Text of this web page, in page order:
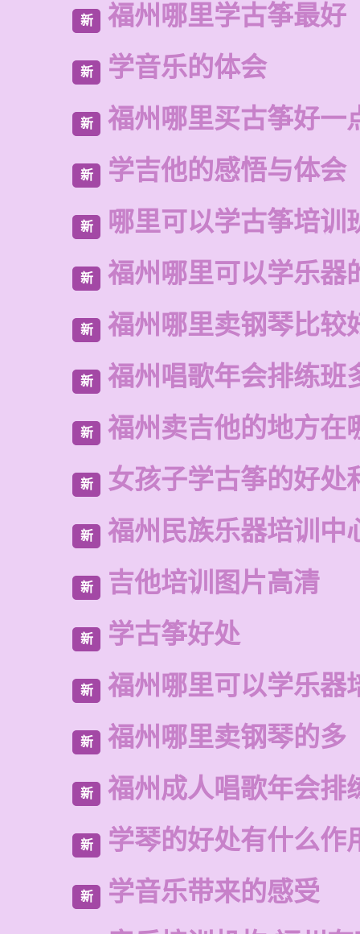
新 福州哪里学古筝最好
新 学音乐的体会
新 福州哪里买古筝好一
新 学吉他的感悟与体会
新 哪里可以学古筝培训
新 福州哪里可以学乐器
新 福州哪里卖钢琴比较
新 福州唱歌年会排练班
新 福州卖吉他的地方在
新 女孩子学古筝的好处
新 福州民族乐器培训中
新 吉他培训图片高清
新 学古筝好处
新 福州哪里可以学乐器
新 福州哪里卖钢琴的多
新 福州成人唱歌年会排
新 学琴的好处有什么作
新
学音乐带来的感受